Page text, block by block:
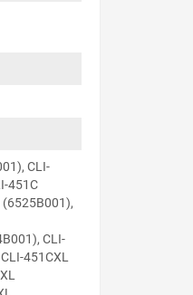
CLI-
451C
CLI-
451CXL